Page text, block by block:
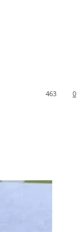
0
463